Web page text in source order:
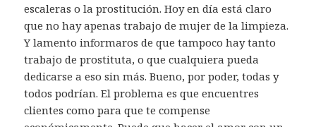
escaleras o la prostitución. Hoy en día está claro
que no hay apenas trabajo de mujer de la limpieza.
Y lamento informaros de que tampoco hay tanto
trabajo de prostituta, o que cualquiera pueda
dedicarse a eso sin más. Bueno, por poder, todas y
todos podrían. El problema es que encuentres
clientes como para que te compense